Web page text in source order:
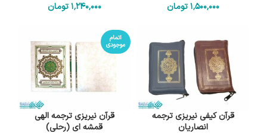
1٬500٬000 تومان
1٬240٬000 تومان
قرآن کیفی نیریزی ترجمه
انصاریان
اتمام
موجودی
قرآن نیریزی ترجمه الهی
قمشه ای (رحلی)